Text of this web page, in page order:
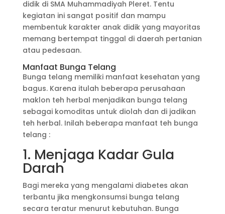
didik di SMA Muhammadiyah Pleret. Tentu
kegiatan ini sangat positif dan mampu
membentuk karakter anak didik yang mayoritas
memang bertempat tinggal di daerah pertanian
atau pedesaan.
Manfaat Bunga Telang
Bunga telang memiliki manfaat kesehatan yang
bagus. Karena itulah beberapa perusahaan
maklon teh herbal menjadikan bunga telang
sebagai komoditas untuk diolah dan di jadikan
teh herbal. Inilah beberapa manfaat teh bunga
telang :
1. Menjaga Kadar Gula
Darah
Bagi mereka yang mengalami diabetes akan
terbantu jika mengkonsumsi bunga telang
secara teratur menurut kebutuhan. Bunga